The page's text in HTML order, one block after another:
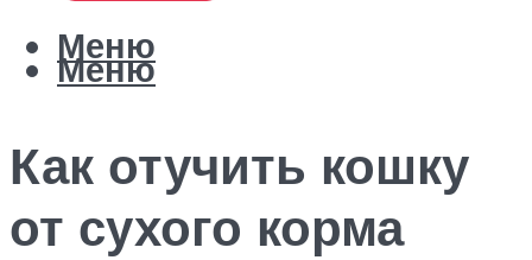
Меню
Меню
Как отучить кошку
от сухого корма